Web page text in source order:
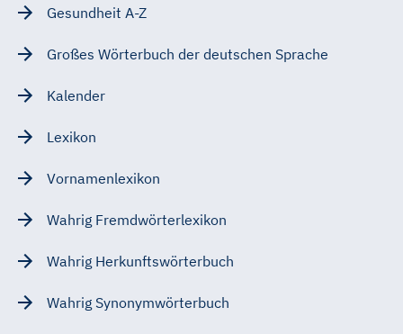
Gesundheit A-Z
Großes Wörterbuch der deutschen Sprache
Kalender
Lexikon
Vornamenlexikon
Wahrig Fremdwörterlexikon
Wahrig Herkunftswörterbuch
Wahrig Synonymwörterbuch